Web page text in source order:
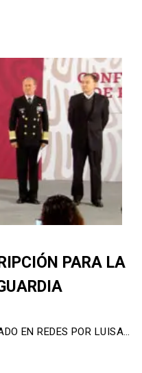
PARA LA
EN REDES POR LUISA…